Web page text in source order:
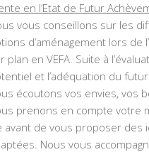
en l’Etat de Futur
vous conseillons sur les
d’aménagement lors de
plan en VEFA. Suite à
et l’adéquation du
écoutons vos envies, vos
prenons en compte votre
avant de vous proposer des
Nous vous